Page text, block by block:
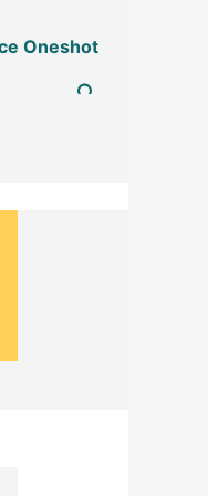
Oneshot